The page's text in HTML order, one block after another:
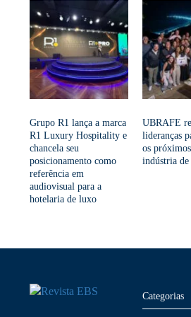
Grupo R1 lança a marca
R1 Luxury Hospitality e
chancela seu
posicionamento como
referência em
audiovisual para a
hotelaria de luxo
UBRAFE
lideranças
os
indústria de
Categorias